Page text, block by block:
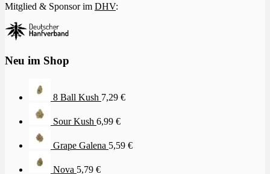
Mitglied & Sponsor im DHV:
Neu im Shop
8 Ball Kush 7,29 €
Sour Kush 6,99 €
Grape Galena 5,59 €
Nova 5,79 €